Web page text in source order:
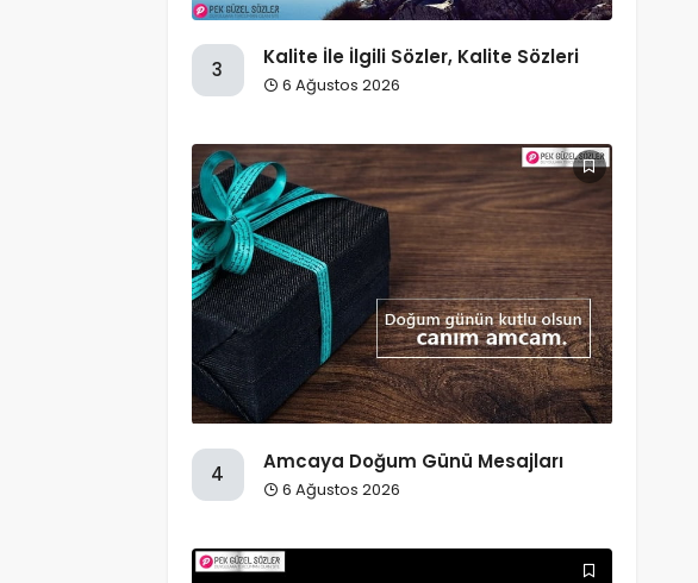
3
Kalite İle İlgili Sözler, Kalite Sözleri
6 Ağustos 2026
4
Amcaya Doğum Günü Mesajları
6 Ağustos 2026